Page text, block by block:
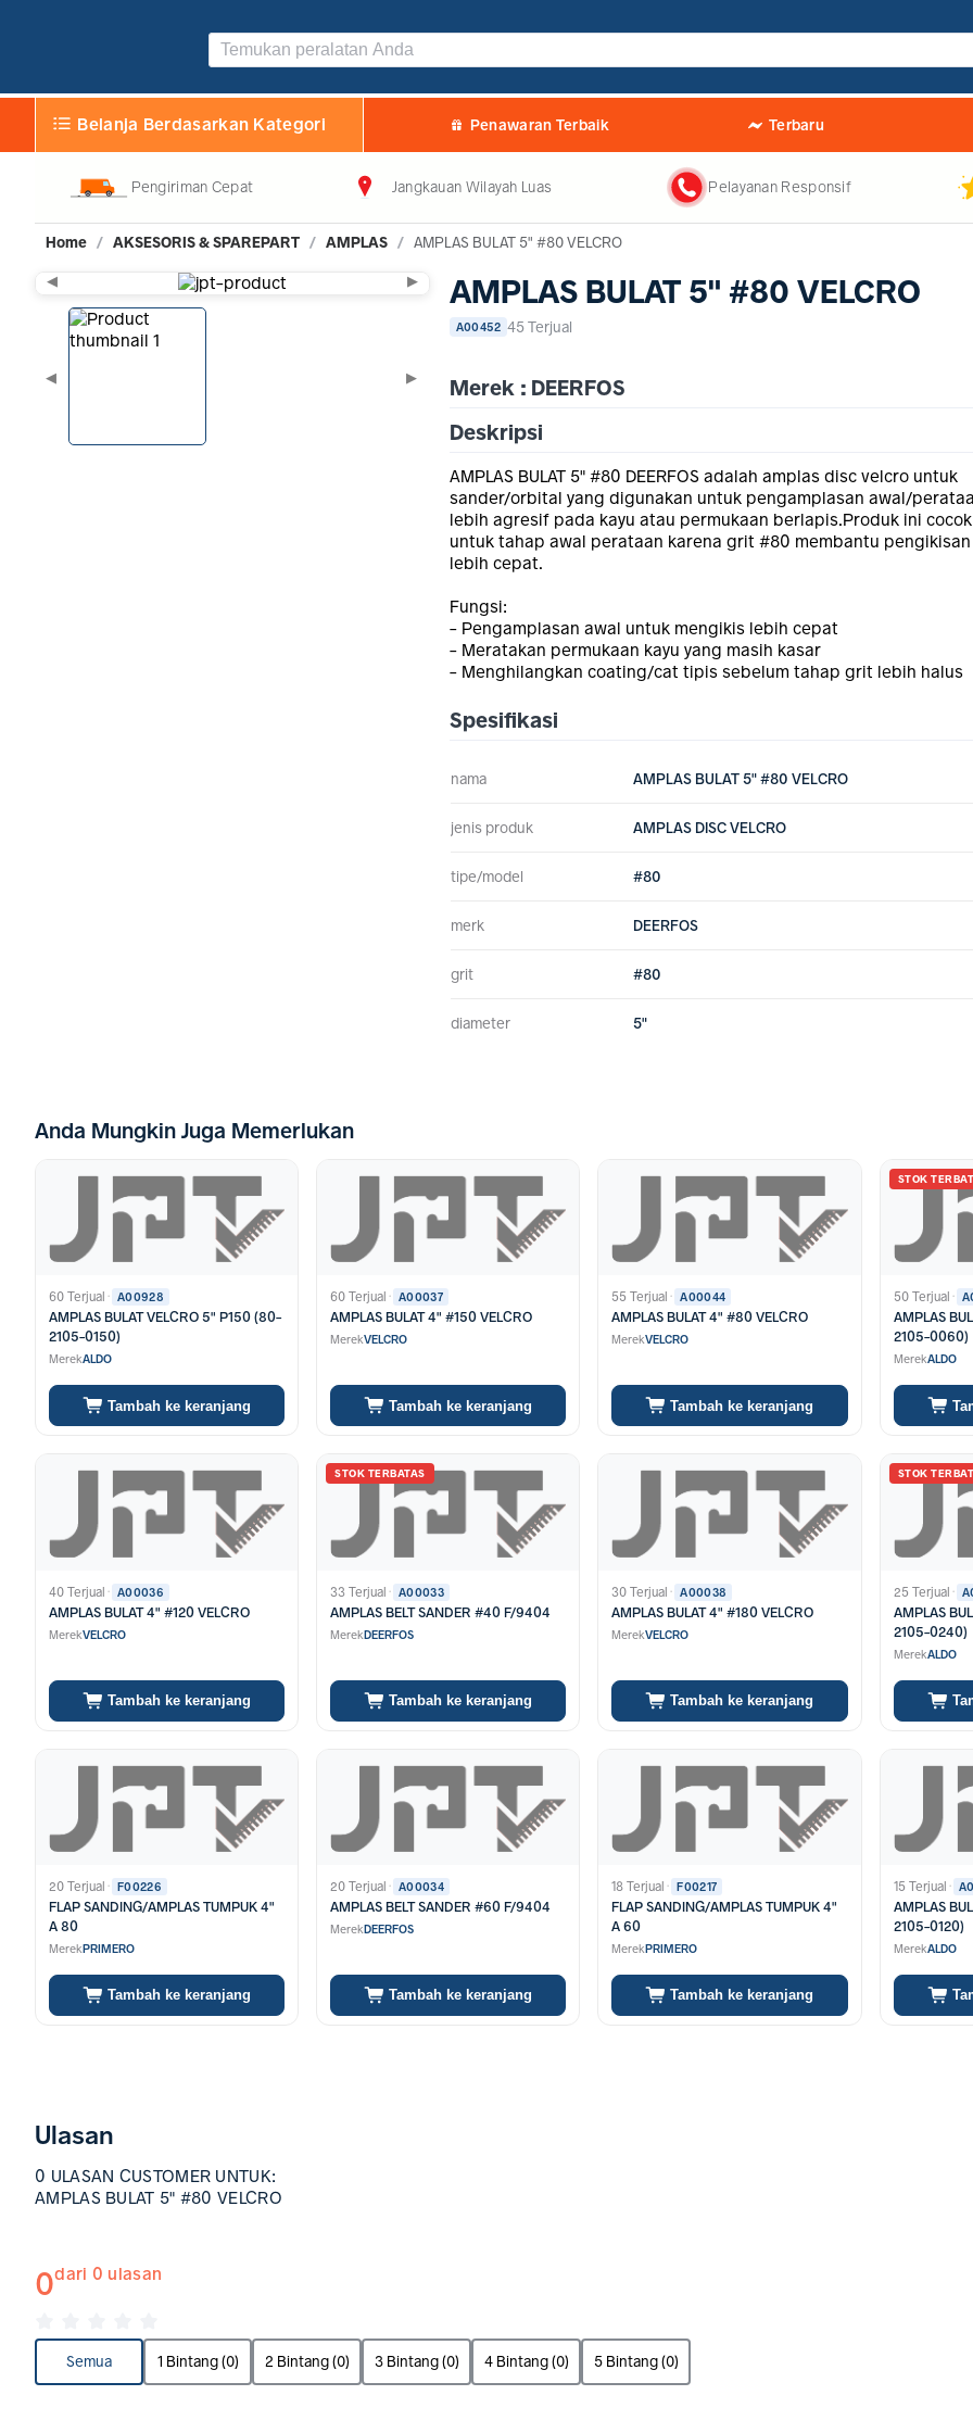
Belanja Berdasarkan Kategori Penawaran Terbaik Terbaru
Pengiriman Cepat Jangkauan Wilayah Luas Pelayanan Responsif
Home / AKSESORIS & SPAREPART / AMPLAS / AMPLAS BULAT 5" #80 VELCRO
◀ ▶
◀ ▶
AMPLAS BULAT 5" #80 VELCRO
A00452 45 Terjual
Merek : DEERFOS
Deskripsi
AMPLAS BULAT 5" #80 DEERFOS adalah amplas disc velcro untuk
sander/orbital yang digunakan untuk pengamplasan awal/
lebih agresif pada kayu atau permukaan berlapis.Produk ini cocok
untuk tahap awal perataan karena grit #80 membantu pengikisan
lebih cepat.
Fungsi:
- Pengamplasan awal untuk mengikis lebih cepat
- Meratakan permukaan kayu yang masih kasar
- Menghilangkan coating/cat tipis sebelum tahap grit lebih halus
Spesifikasi
nama AMPLAS BULAT 5" #80 VELCRO
jenis produk AMPLAS DISC VELCRO
tipe/model #80
merk DEERFOS
grit #80
diameter 5"
Anda Mungkin Juga Memerlukan
60 Terjual· A00928
AMPLAS BULAT VELCRO 5" P150 (80-
2105-0150)
MerekALDO
Tambah ke keranjang
60 Terjual· A00037
AMPLAS BULAT 4" #150 VELCRO
MerekVELCRO
Tambah ke keranjang
55 Terjual· A00044
AMPLAS BULAT 4" #80 VELCRO
MerekVELCRO
Tambah ke keranjang
STOK
50 Terjual·
AMPLAS
2105-0060)
MerekALDO
40 Terjual· A00036
AMPLAS BULAT 4" #120 VELCRO
MerekVELCRO
Tambah ke keranjang
STOK TERBATAS
33 Terjual· A00033
AMPLAS BELT SANDER #40 F/9404
MerekDEERFOS
Tambah ke keranjang
30 Terjual· A00038
AMPLAS BULAT 4" #180 VELCRO
MerekVELCRO
Tambah ke keranjang
STOK
25 Terjual·
AMPLAS
2105-0240)
MerekALDO
20 Terjual· F00226
FLAP SANDING/AMPLAS TUMPUK 4"
A 80
MerekPRIMERO
Tambah ke keranjang
20 Terjual· A00034
AMPLAS BELT SANDER #60 F/9404
MerekDEERFOS
Tambah ke keranjang
18 Terjual· F00217
FLAP SANDING/AMPLAS TUMPUK 4"
A 60
MerekPRIMERO
Tambah ke keranjang
15 Terjual·
AMPLAS
2105-0120)
MerekALDO
Ulasan
0 ULASAN CUSTOMER UNTUK:
AMPLAS BULAT 5" #80 VELCRO
0dari 0 ulasan
Semua 1 Bintang (0) 2 Bintang (0) 3 Bintang (0) 4 Bintang (0) 5 Bintang (0)